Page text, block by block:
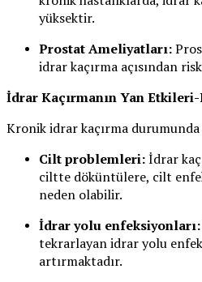
yüksektir.
Prostat Ameliyatları:
idrar kaçırma açısından
İdrar Kaçırmanın Yan
Kronik idrar kaçırma
Cilt problemleri:İdrar
ciltte döküntülere, cilt
neden olabilir.
İdrar yolu enfeksiyonları:
tekrarlayan idrar yolu
artırmaktadır.